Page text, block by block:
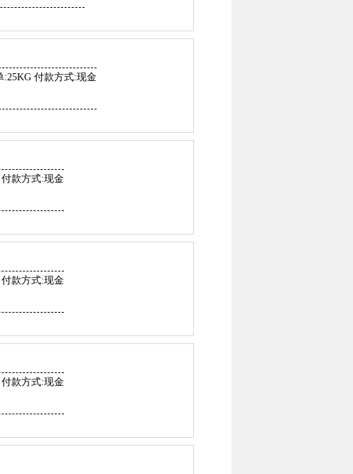
:25KG 付款方式:现金
付款方式:现金
付款方式:现金
付款方式:现金